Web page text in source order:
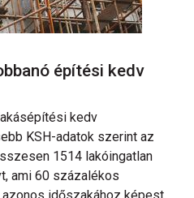
építési kedv
kedv
KSH-adatok szerint az
1514 lakóingatlan
ami 60 százalékos